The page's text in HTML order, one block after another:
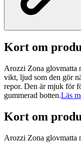
Kort om
Arozzi Zona glovmatta
vikt, ljud som den gör
repor. Den är mjuk för
gummerad botten.Läs
Kort om
Arozzi Zona glovmatta